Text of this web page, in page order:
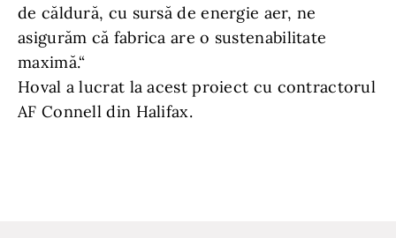
de căldură, cu sursă de energie aer, ne
asigurăm că fabrica are o sustenabilitate
maximă.“
Hoval a lucrat la acest proiect cu contractorul
AF Connell din Halifax.